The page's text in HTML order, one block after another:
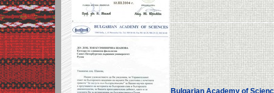
Bulgarian Academy of